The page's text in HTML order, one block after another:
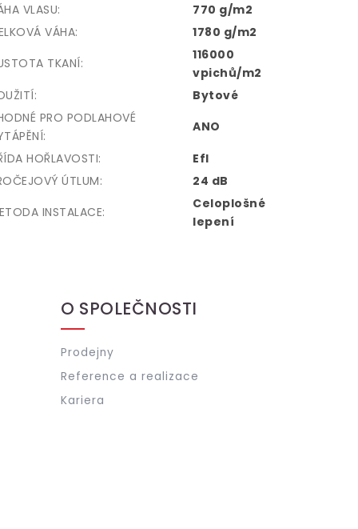
VLASU:
770 g/m2
VÁHA:
1780 g/m2
TKANÍ:
116000
vpichů/m2
:
Bytové
PRO PODLAHOVÉ
:
ANO
HOŘLAVOSTI:
Efl
ÚTLUM:
24 dB
INSTALACE:
Celoplošné
lepení
O SPOLEČNOSTI
Prodejny
Reference a realizace
Kariera